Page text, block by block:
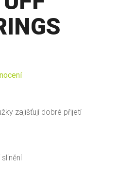
zajišťují dobré přijetí